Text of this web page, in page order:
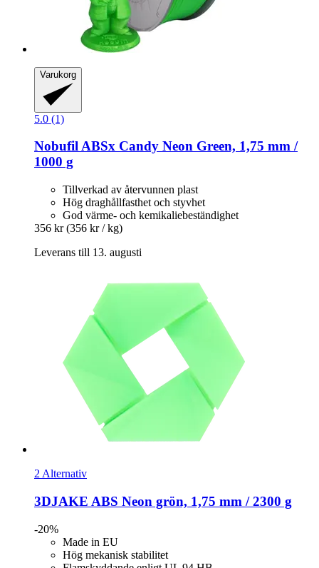
Varukorg
5.0 (1)
NobufilABSx Candy Neon Green, 1,75 mm /
1000 g
Tillverkad av återvunnen plast
Hög draghållfasthet och styvhet
God värme- och kemikaliebeständighet
356 kr (356 kr / kg)
Leverans till 13. augusti
2 Alternativ
3DJAKE ABS Neon grön, 1,75 mm / 2300 g
-20%
Made in EU
Hög mekanisk stabilitet